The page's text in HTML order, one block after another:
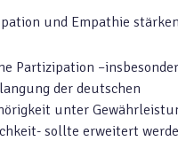
und Empathie
Partizipation
der deutschen
unter
sollte erweitert